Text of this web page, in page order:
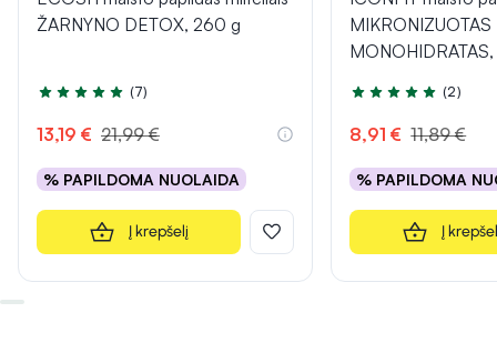
ŽARNYNO DETOX, 260 g
Įvertinimas 4.7 iš 5
(7)
13,19 € 21,99 €
% PAPILDOMA NUOLAIDA
Į krepšelį
MIKRONIZUOTAS
Įvertinimas 5.0 iš 5
(2)
8,91 € 11,89 €
% PAPILDOMA
Į